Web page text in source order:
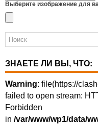
Выберите изображение для
ЗНАЕТЕ ЛИ ВЫ, ЧТО:
Warning: file(https://
failed to open stream:
Forbidden
in /var/www/wp1/data/